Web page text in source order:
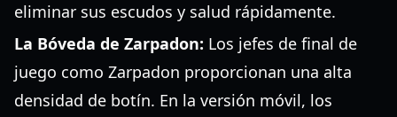
eliminar sus escudos y salud rápidamente.
La Bóveda de Zarpadon: Los jefes de final de
juego como Zarpadon proporcionan una alta
densidad de botín. En la versión móvil, los